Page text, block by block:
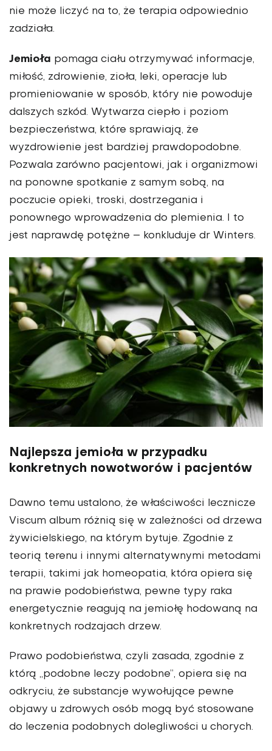
nie może liczyć na to, że terapia odpowiednio
zadziała.
Jemioła pomaga ciału otrzymywać informacje,
miłość, zdrowienie, zioła, leki, operacje lub
promieniowanie w sposób, który nie powoduje
dalszych szkód. Wytwarza ciepło i poziom
bezpieczeństwa, które sprawiają, że
wyzdrowienie jest bardziej prawdopodobne.
Pozwala zarówno pacjentowi, jak i organizmowi
na ponowne spotkanie z samym sobą, na
poczucie opieki, troski, dostrzegania i
ponownego wprowadzenia do plemienia. I to
jest naprawdę potężne – konkluduje dr Winters.
Najlepsza jemioła w przypadku
konkretnych nowotworów i pacjentów
Dawno temu ustalono, że właściwości lecznicze
Viscum album różnią się w zależności od drzewa
żywicielskiego, na którym bytuje. Zgodnie z
teorią terenu i innymi alternatywnymi metodami
terapii, takimi jak homeopatia, która opiera się
na prawie podobieństwa, pewne typy raka
energetycznie reagują na jemiołę hodowaną na
konkretnych rodzajach drzew.
Prawo podobieństwa, czyli zasada, zgodnie z
którą „podobne leczy podobne”, opiera się na
odkryciu, że substancje wywołujące pewne
objawy u zdrowych osób mogą być stosowane
do leczenia podobnych dolegliwości u chorych.